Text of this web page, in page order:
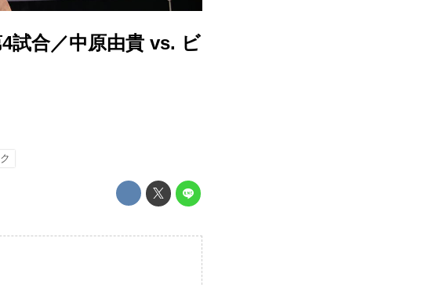
試合／中原由貴 vs. ビ